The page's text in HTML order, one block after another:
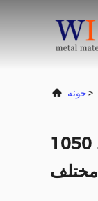
خونه>
1050 ورق آلومینیوم کویل مواد فلزی متنوع برای کاربردهای
مختلف